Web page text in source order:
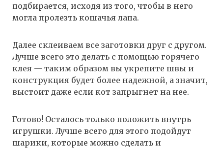
подбирается, исходя из того, чтобы в него
могла пролезть кошачья лапа.
Далее склеиваем все заготовки друг с другом.
Лучше всего это делать с помощью горячего
клея — таким образом вы укрепите швы и
конструкция будет более надежной, а значит,
выстоит даже если кот запрыгнет на нее.
Готово! Осталось только положить внутрь
игрушки. Лучше всего для этого подойдут
шарики, которые можно сделать и